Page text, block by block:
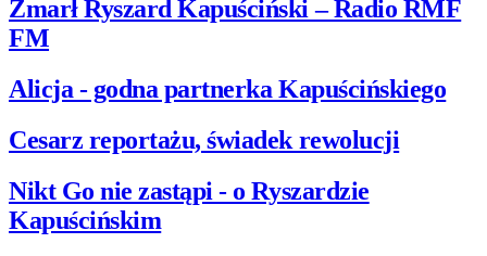
Zmarł Ryszard Kapuściński – Radio RMF
FM
Alicja - godna partnerka Kapuścińskiego
Cesarz reportażu, świadek rewolucji
Nikt Go nie zastąpi - o Ryszardzie
Kapuścińskim